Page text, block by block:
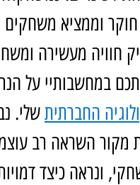
חוקר וממציא
חוויה מעשירה
במחשבותיי על
החברתית
מקור השראה רב
ונראה כיצד